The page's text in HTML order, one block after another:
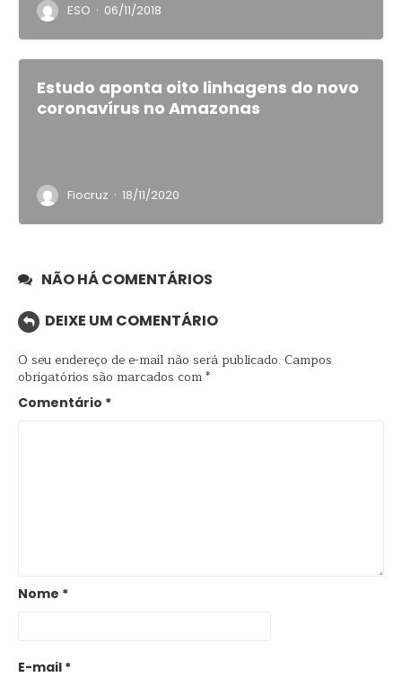
ESO · 06/11/2018
Estudo aponta oito linhagens do novo
coronavírus no Amazonas
Fiocruz · 18/11/2020
NÃO HÁ COMENTÁRIOS
DEIXE UM COMENTÁRIO
O seu endereço de e-mail não será publicado. Campos
obrigatórios são marcados com*
Comentário *
Nome *
E-mail *